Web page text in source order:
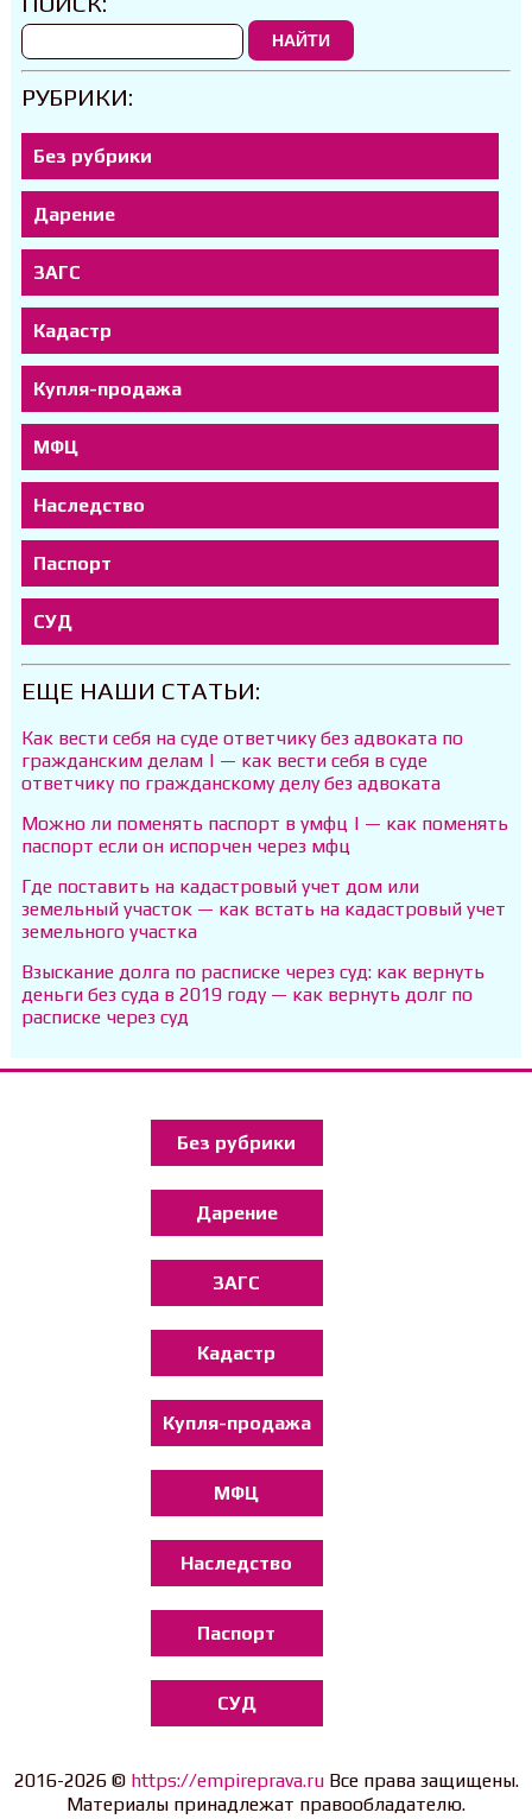
НАЙТИ
РУБРИКИ:
Без рубрики
Дарение
ЗАГС
Кадастр
Купля-продажа
МФЦ
Наследство
Паспорт
СУД
ЕЩЕ НАШИ СТАТЬИ:
Как вести себя на суде ответчику без адвоката по
гражданским делам | — как вести себя в суде
ответчику по гражданскому делу без адвоката
Можно ли поменять паспорт в умфц | — как поменять
паспорт если он испорчен через мфц
Где поставить на кадастровый учет дом или
земельный участок — как встать на кадастровый учет
земельного участка
Взыскание долга по расписке через суд: как вернуть
деньги без суда в 2019 году — как вернуть долг по
расписке через суд
Без рубрики
Дарение
ЗАГС
Кадастр
Купля-продажа
МФЦ
Наследство
Паспорт
СУД
2016-2026 © https://empireprava.ruВсе права защищены.
Материалы принадлежат правообладателю.